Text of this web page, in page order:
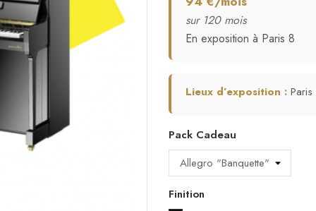
sur 120 mois
En exposition à Paris 8
Lieux d’exposition : Paris
Pack Cadeau
Finition